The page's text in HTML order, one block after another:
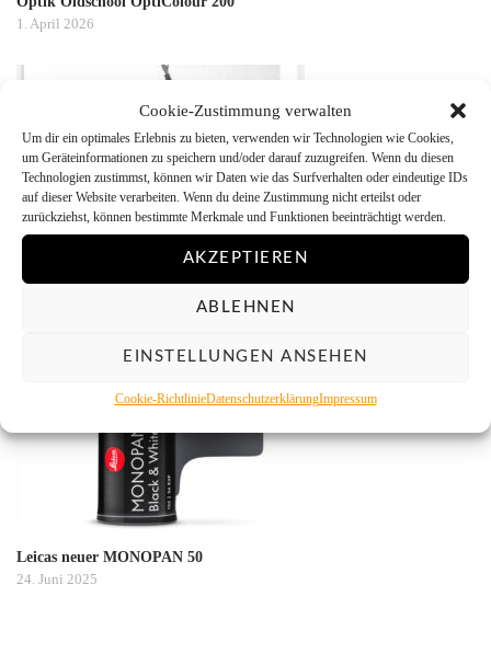
Cookie-Zustimmung verwalten
Um dir ein optimales Erlebnis zu bieten, verwenden wir Technologien wie Cookies,
um Geräteinformationen zu speichern und/oder darauf zuzugreifen. Wenn du diesen
Technologien zustimmst, können wir Daten wie das Surfverhalten oder eindeutige IDs
auf dieser Website verarbeiten. Wenn du deine Zustimmung nicht erteilst oder
zurückziehst, können bestimmte Merkmale und Funktionen beeinträchtigt werden.
AKZEPTIEREN
ABLEHNEN
EINSTELLUNGEN ANSEHEN
Cookie-RichtlinieDatenschutzerklärungImpressum
1. April 2026
SilvergrainClassics Ausgabe 28 ist da
Leicas neuer MONOPAN 50
24. Juni 2025